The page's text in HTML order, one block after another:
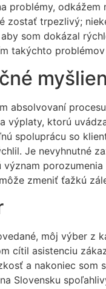
problémy,
zostať trpezlivý;
som dokázal
takýchto
absolvovaní
výplaty, ktorú
spoluprácu so
Je nevyhnutné
význam
zmeniť ťažkú
môj výber z
cítil asistenciu
a nakoniec som
Slovensku